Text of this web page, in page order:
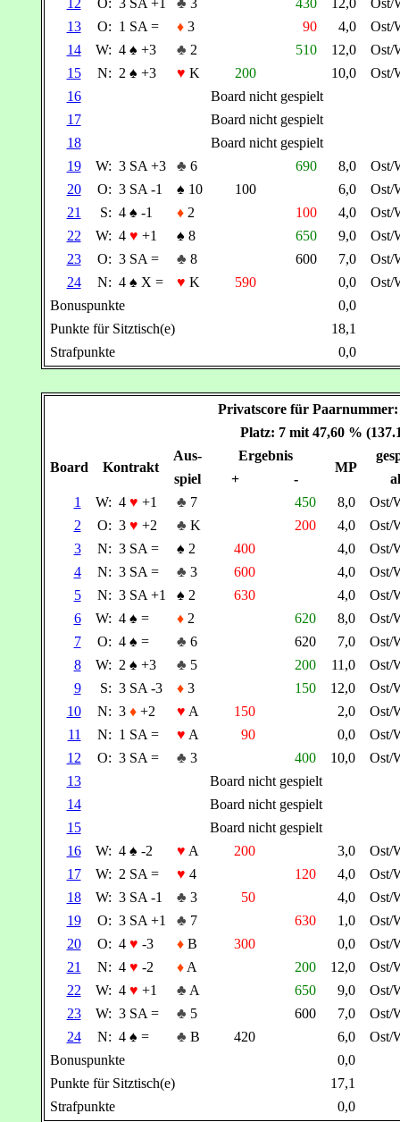
12 O: 3 SA +1 ♣ 3 430 12,0
Ost/
13
O: 1 SA = ♦3 90 4,0
Ost/
14
W: 4 ♠ +3 ♣ 2 510 12,0
Ost/
15
N: 2 ♠ +3 ♥ K 200 10,0
Ost/
16
Board nicht gespielt
17
Board nicht gespielt
18
Board nicht gespielt
19
W: 3 SA +3 ♣ 6 690 8,0
Ost/
20
O: 3 SA -1 ♠ 10 100 6,0
Ost/
21
S: 4 ♠ -1 ♦2 100 4,0
Ost/
22
W: 4 ♥ +1 ♠ 8 650 9,0
Ost/
23
O: 3 SA = ♣ 8 600 7,0
Ost/
24
N: 4 ♠ X = ♥ K 590 0,0
Ost/
Bonuspunkte
0,0
Punkte für Sitztisch(e)
18,1
Strafpunkte
0,0
Privatscore für
Platz: 7 mit 47,60 %
Board Kontrakt
Aus- Ergebnis
MP
spiel
+ -
1
W: 4 ♥ +1 ♣ 7 450 8,0
Ost/
2
O: 3 ♥ +2 ♣ K 200 4,0
Ost/
3
N: 3 SA = ♠ 2 400 4,0
Ost/
4
N: 3 SA = ♣ 3 600 4,0
Ost/
5
N: 3 SA +1 ♠ 2 630 4,0
Ost/
6
W: 4 ♠ = ♦2 620 8,0
Ost/
7
O: 4 ♠ = ♣ 6 620 7,0
Ost/
8
W: 2 ♠ +3 ♣ 5 200 11,0
Ost/
9
S: 3 SA -3 ♦3 150 12,0
Ost/
10
N: 3 ♦+2 ♥ A 150 2,0
Ost/
11
N: 1 SA = ♥ A 90 0,0
Ost/
12
O: 3 SA = ♣ 3 400 10,0
Ost/
13
Board nicht gespielt
14
Board nicht gespielt
15
Board nicht gespielt
16
W: 4 ♠ -2 ♥ A 200 3,0
Ost/
17
W: 2 SA = ♥ 4 120 4,0
Ost/
18
W: 3 SA -1 ♣ 3 50 4,0
Ost/
19
O: 3 SA +1 ♣ 7 630 1,0
Ost/
20
O: 4 ♥ -3 ♦B 300 0,0
Ost/
21
N: 4 ♥ -2 ♦A 200 12,0
Ost/
22
W: 4 ♥ +1 ♣ A 650 9,0
Ost/
23
W: 3 SA = ♣ 5 600 7,0
Ost/
24
N: 4 ♠ = ♣ B 420 6,0
Ost/
Bonuspunkte
0,0
Punkte für Sitztisch(e)
17,1
Strafpunkte
0,0